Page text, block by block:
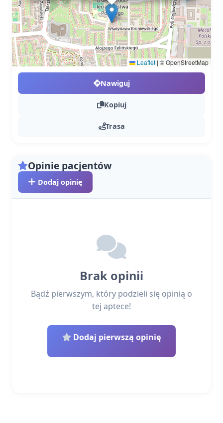
Leaflet |© OpenStreetMap
Nawiguj
Kopiuj
Trasa
Opinie pacjentów
Dodaj opinię
Brak opinii
Bądź pierwszym, który podzieli się opinią o
tej aptece!
Dodaj pierwszą opinię